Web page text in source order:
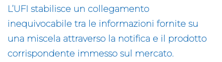
L’UFI stabilisce un collegamento
inequivocabile tra le informazioni fornite su
una miscela attraverso la notifica e il prodotto
corrispondente immesso sul mercato.